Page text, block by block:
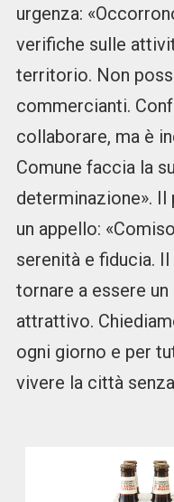
urgenza:
verifiche sulle
territorio. Non
commercianti.
collaborare, ma è
Comune faccia la
determinazione».
un appello:
serenità e fiducia.
tornare a essere
attrattivo.
ogni giorno e per
vivere la città